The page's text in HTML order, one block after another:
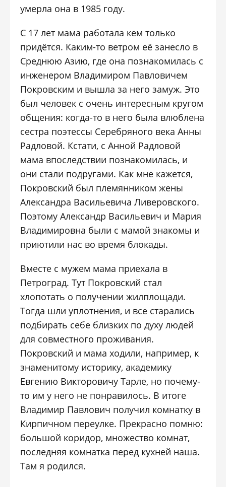
умерла она в 1985 году.
С 17 лет мама работала кем только
придётся. Каким-то ветром её занесло в
Среднюю Азию, где она познакомилась с
инженером Владимиром Павловичем
Покровским и вышла за него замуж. Это
был человек с очень интересным кругом
общения: когда-то в него была влюблена
сестра поэтессы Серебряного века Анны
Радловой. Кстати, с Анной Радловой
мама впоследствии познакомилась, и
они стали подругами. Как мне кажется,
Покровский был племянником жены
Александра Васильевича Ливеровского.
Поэтому Александр Васильевич и Мария
Владимировна были с мамой знакомы и
приютили нас во время блокады.
Вместе с мужем мама приехала в
Петроград. Тут Покровский стал
хлопотать о получении жилплощади.
Тогда шли уплотнения, и все старались
подбирать себе близких по духу людей
для совместного проживания.
Покровский и мама ходили, например, к
знаменитому историку, академику
Евгению Викторовичу Тарле, но почему-
то им у него не понравилось. В итоге
Владимир Павлович получил комнатку в
Кирпичном переулке. Прекрасно помню:
большой коридор, множество комнат,
последняя комнатка перед кухней наша.
Там я родился.